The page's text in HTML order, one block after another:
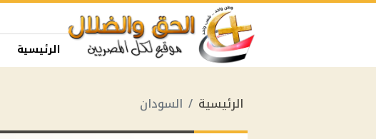
الرئيسية
الرئيسية السودان